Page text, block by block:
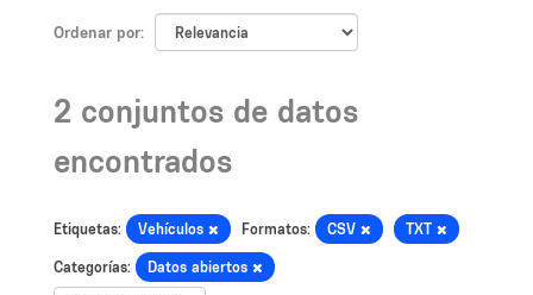
Ordenar por
2 conjuntos de datos
encontrados
Etiquetas: Vehículos Formatos: CSV TXT
Categorías: Datos abiertos